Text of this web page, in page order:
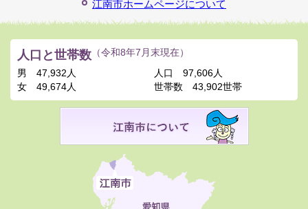
江南市ホームページについて
人口と世帯数 （令和8年7月末現在）
男
47,932人
女
49,674人
人口
97,606人
世帯数
43,902世帯